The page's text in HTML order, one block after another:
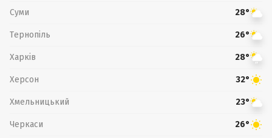
Суми 28°
Тернопіль 26°
Харків 28°
Херсон 32°
Хмельницький 23°
Черкаси 26°